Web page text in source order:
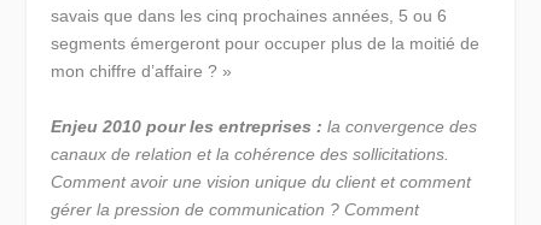
savais que dans les cinq prochaines années, 5 ou 6
segments émergeront pour occuper plus de la moitié de
mon chiffre d’affaire ? »
Enjeu 2010 pour les entreprises : la convergence des
canaux de relation et la cohérence des sollicitations.
Comment avoir une vision unique du client et comment
gérer la pression de communication ? Comment